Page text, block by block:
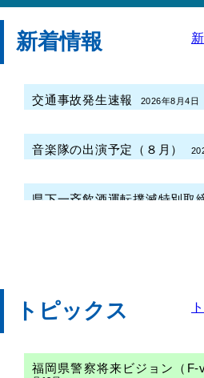
新着情報
交通事故発生速報 2026年8月4日
音楽隊の出演予定（８月）
県下一斉飲酒運転撲滅特別取
福岡県警察を騙る偽サ
い！！
2026年7月17日
月間フォトニュース（令和８
トピックス
福岡県警察将来ビジョン（